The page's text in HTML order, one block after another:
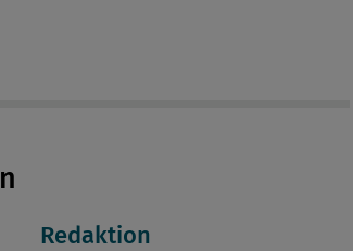
Redaktion